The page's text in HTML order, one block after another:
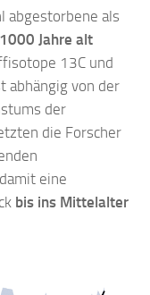
abgestorbene als
1000 Jahre alt
13C und
abhängig von der
der
die Forscher
eine
bis ins Mittelalter